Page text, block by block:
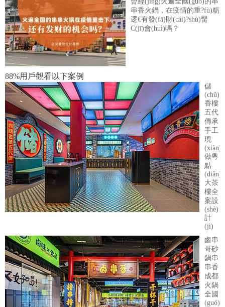
串香火鍋，在疫情的重?fù)粝
逻€有發(fā)財(cái)?shù)臋
C(jī)會(huì)嗎？
88%用戶觀看以下案例
儲
(chǔ)
香樓
五代
傳承
手工
現
(xiàn)
做粵
點
(diǎn)
大茶
樓全
案設
(shè)
計
(jì)
鹵串
哥砂
鍋串
串香
成都
火鍋
全國
(guó)